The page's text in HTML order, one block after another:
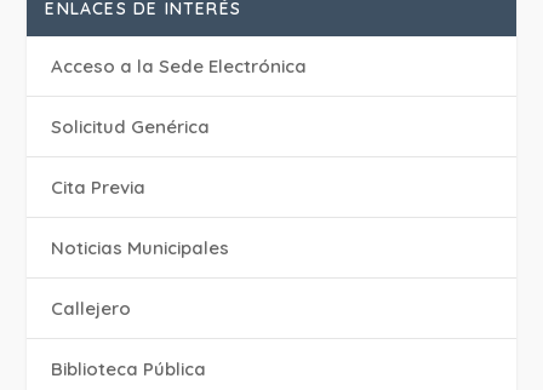
ENLACES DE INTERÉS
Acceso a la Sede Electrónica
Solicitud Genérica
Cita Previa
‎Noticias Municipales
Callejero
Biblioteca Pública